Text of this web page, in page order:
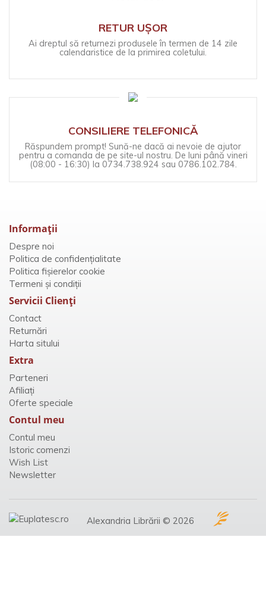
RETUR UȘOR
Ai dreptul să returnezi produsele în termen de 14 zile
calendaristice de la primirea coletului.
CONSILIERE TELEFONICĂ
Răspundem prompt! Sună-ne dacă ai nevoie de ajutor
pentru a comanda de pe site-ul nostru. De luni până vineri
(08:00 - 16:30) la 0734.738.924 sau 0786.102.784.
Informaţii
Despre noi
Politica de confidențialitate
Politica fișierelor cookie
Termeni și condiții
Servicii Clienţi
Contact
Returnări
Harta sitului
Extra
Parteneri
Afiliaţi
Oferte speciale
Contul meu
Contul meu
Istoric comenzi
Wish List
Newsletter
Alexandria Librării © 2026